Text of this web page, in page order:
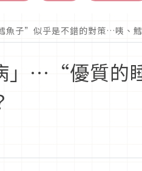
子”似乎是不錯的對策…咦、鱈
病」…“優質